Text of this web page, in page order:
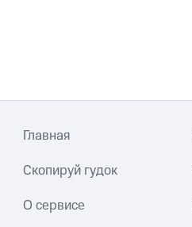
Главная
Скопируй гудок
О сервисе